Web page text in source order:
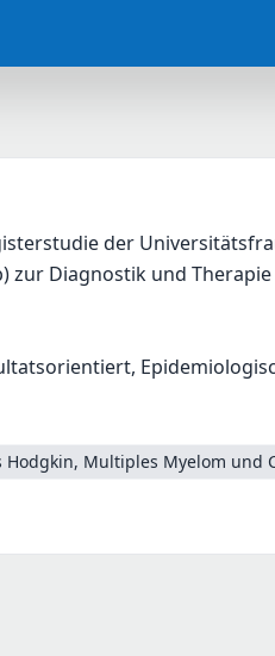
der
zur Diagnostik und
Multiples Myelom und